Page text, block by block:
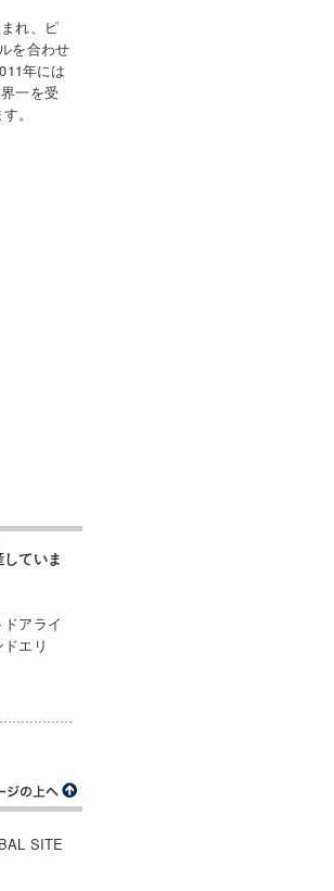
れ、ピ
を合わせ
年には
一を受
。
ていま
アライ
エリ
SITE